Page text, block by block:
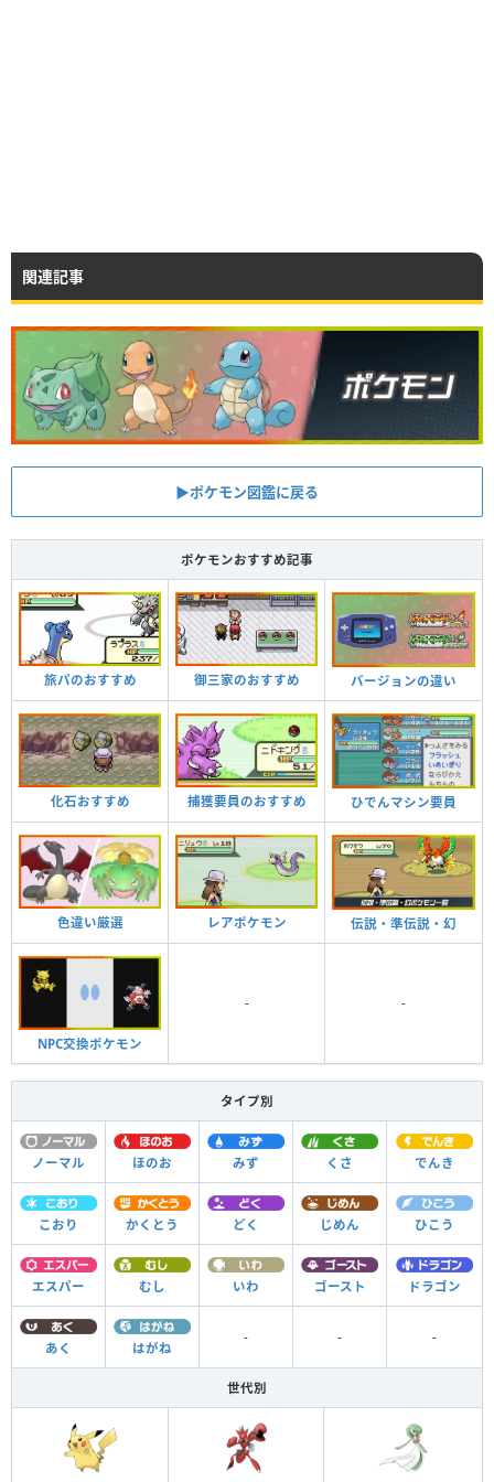
関連記事
▶︎ポケモン図鑑に戻る
ポケモンおすすめ記事
旅パのおすすめ 御三家のおすすめ バージョンの違い
化石おすすめ 捕獲要員のおすすめ ひでんマシン要員
色違い厳選 レアポケモン 伝説・準伝説・幻
NPC交換ポケモン
- -
タイプ別
ノーマル ほのお みず くさ でんき
こおり かくとう どく じめん ひこう
エスパー むし いわ ゴースト ドラゴン
あく はがね
- - -
世代別